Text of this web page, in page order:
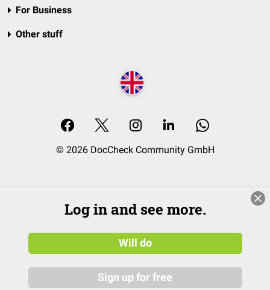
For Business
Other stuff
© 2026 DocCheck Community GmbH
Log in and see more.
Will do
Sign up for free